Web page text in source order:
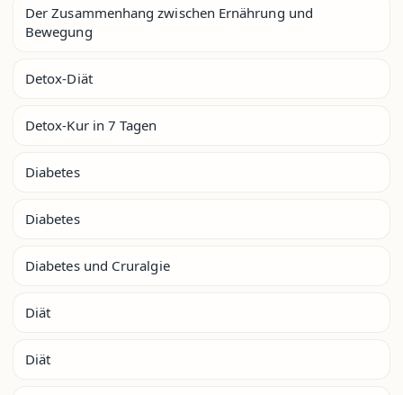
Der Zusammenhang zwischen Ernährung und
Bewegung
Detox-Diät
Detox-Kur in 7 Tagen
Diabetes
Diabetes
Diabetes und Cruralgie
Diät
Diät